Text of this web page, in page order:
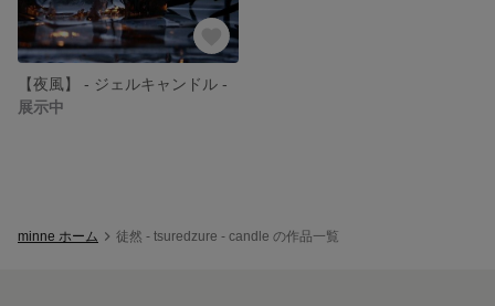
【夜風】 - ジェルキャンドル -
展示中
minne ホーム 徒然 - tsuredzure - candle の作品一覧